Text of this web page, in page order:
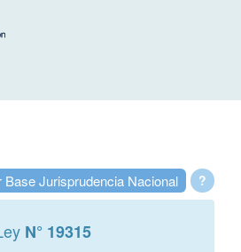
?
Base Jurisprudencia Nacional
N° 19315